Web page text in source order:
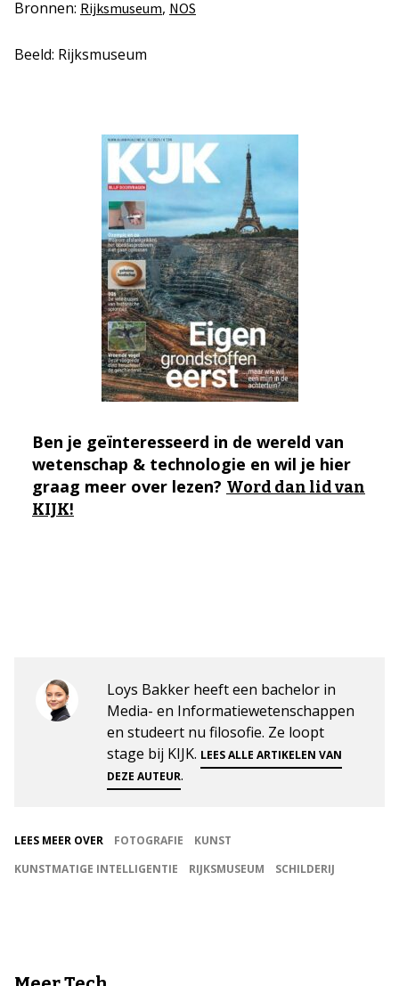
Bronnen: Rijksmuseum, NOS
Beeld: Rijksmuseum
Ben je geïnteresseerd in de wereld van
wetenschap & technologie en wil je hier
graag meer over lezen? Word dan lid van
KIJK!
Loys Bakker heeft een bachelor in
Media- en Informatiewetenschappen
en studeert nu filosofie. Ze loopt
stage bij KIJK. LEES ALLE ARTIKELEN VAN
DEZE AUTEUR.
LEES MEER OVER FOTOGRAFIE
KUNST
KUNSTMATIGE INTELLIGENTIE
RIJKSMUSEUM SCHILDERIJ